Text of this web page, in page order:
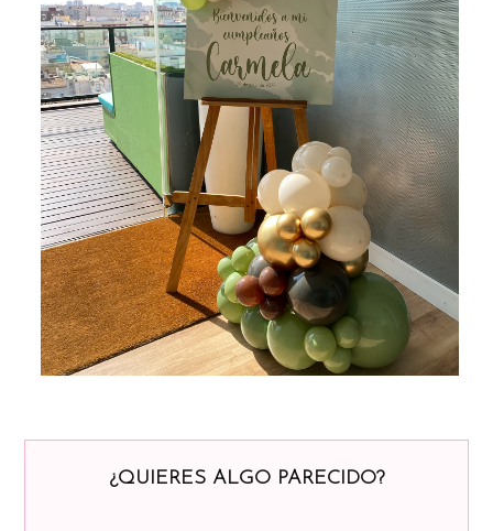
¿QUIERES ALGO PARECIDO?